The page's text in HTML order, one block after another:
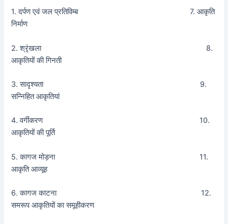
1. दर्पण एवं जल प्रतिविम्ब 7. आकृति
निर्माण
2. श्रृंखला 8.
आकृतियों की गिनती
3. सादृश्यता 9.
सन्निहित आकृतियां
4. वर्गीकरण 10.
आकृतियों की पूर्ति
5. कागज मोड़ना 11.
आकृति आव्यूह
6. कागज काटना 12.
समरूप आकृतियों का समूहीकरण